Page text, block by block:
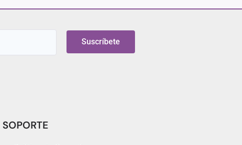
Suscríbete
SOPORTE